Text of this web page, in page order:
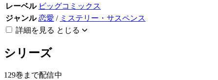
レーベル ビッグコミックス
ジャンル 恋愛 / ミステリー・サスペンス
詳細を見る とじる
シリーズ
129巻まで配信中